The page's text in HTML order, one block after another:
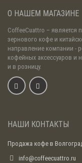
О НАШЕМ МАГАЗИНЕ
CoffeeCuattro – является
зернового кофе и
направление компании -
кофейных аксессуаров и
и в розницу.
НАШИ КОНТАКТЫ
Продажа кофе в
info@coffeecuattro.ru